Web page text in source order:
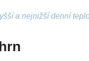
a nejnižší denní